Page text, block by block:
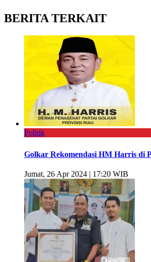
BERITA TERKAIT
Politik
Golkar Rekomendasi HM Harris di
Jumat, 26 Apr 2024 | 17:20 WIB